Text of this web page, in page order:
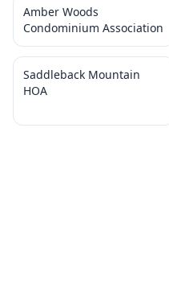
Amber Woods
Condominium Association
Saddleback Mountain
HOA